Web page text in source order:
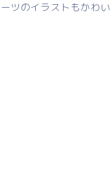
ツのイラストもかわ